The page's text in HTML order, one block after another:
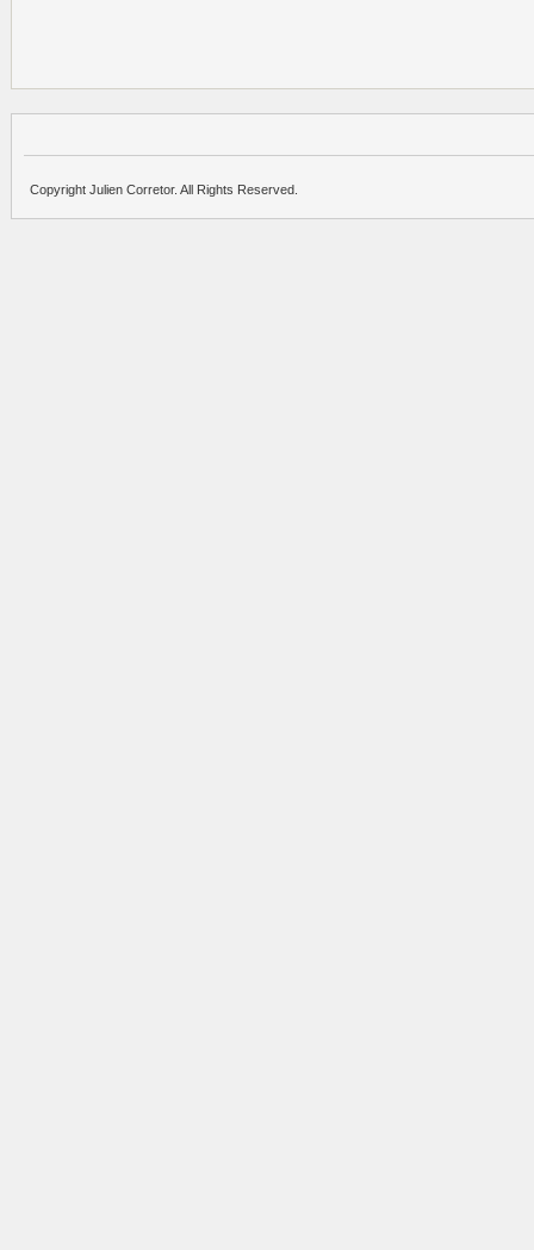
Copyright Julien Corretor. All Rights Reserved.